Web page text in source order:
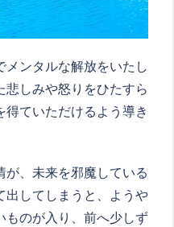
ンタルな解放をいたし
悲しみや怒りをひたすら
ていただけるよう導き
が、未来を邪魔している
出してしまうと、ようや
ものが入り、前へ少しず